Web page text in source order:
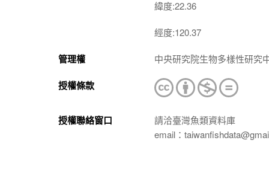
緯度:22.36
經度:120.37
管理權 中央研究院生物多樣性研究
授權條款
授權聯絡窗口
請洽臺灣魚類資料庫
email：